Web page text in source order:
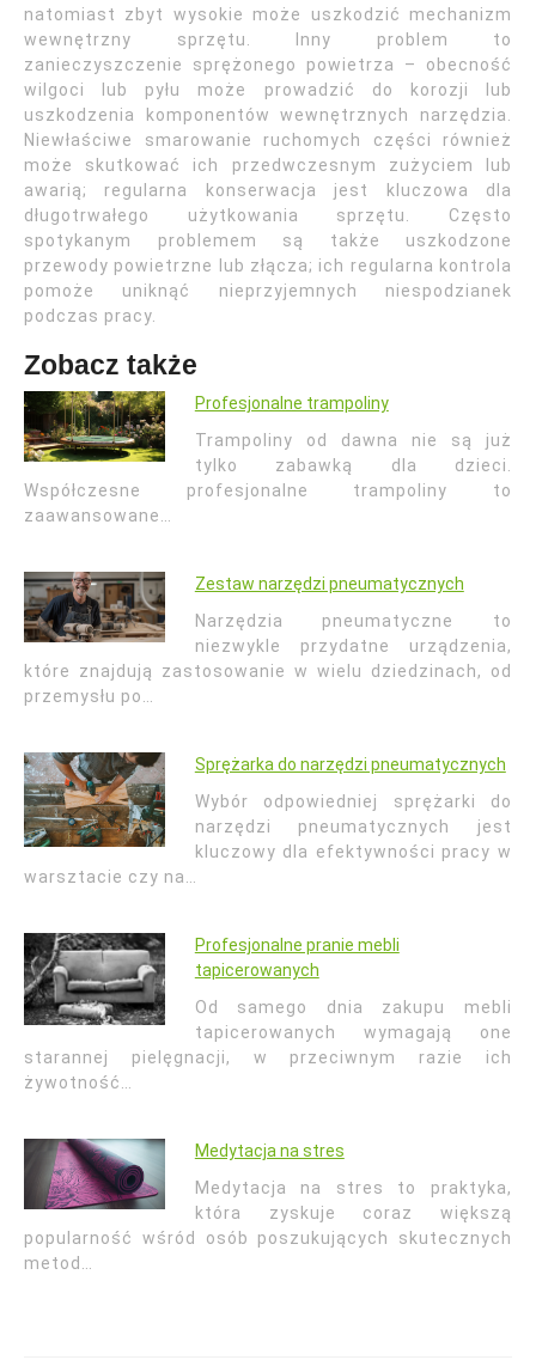
natomiast zbyt wysokie może uszkodzić mechanizm
wewnętrzny sprzętu. Inny problem to
zanieczyszczenie sprężonego powietrza – obecność
wilgoci lub pyłu może prowadzić do korozji lub
uszkodzenia komponentów wewnętrznych narzędzia.
Niewłaściwe smarowanie ruchomych części również
może skutkować ich przedwczesnym zużyciem lub
awarią; regularna konserwacja jest kluczowa dla
długotrwałego użytkowania sprzętu. Często
spotykanym problemem są także uszkodzone
przewody powietrzne lub złącza; ich regularna kontrola
pomoże uniknąć nieprzyjemnych niespodzianek
podczas pracy.
Zobacz także
Profesjonalne trampoliny
Trampoliny od dawna nie są już
tylko zabawką dla dzieci.
Współczesne profesjonalne trampoliny to
zaawansowane…
Zestaw narzędzi pneumatycznych
Narzędzia pneumatyczne to
niezwykle przydatne urządzenia,
które znajdują zastosowanie w wielu dziedzinach, od
przemysłu po…
Sprężarka do narzędzi pneumatycznych
Wybór odpowiedniej sprężarki do
narzędzi pneumatycznych jest
kluczowy dla efektywności pracy w
warsztacie czy na…
Profesjonalne pranie mebli
tapicerowanych
Od samego dnia zakupu mebli
tapicerowanych wymagają one
starannej pielęgnacji, w przeciwnym razie ich
żywotność…
Medytacja na stres
Medytacja na stres to praktyka,
która zyskuje coraz większą
popularność wśród osób poszukujących skutecznych
metod…